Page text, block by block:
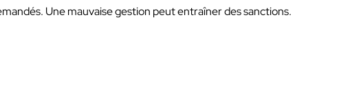
Une mauvaise gestion peut entraîner des sanctions.